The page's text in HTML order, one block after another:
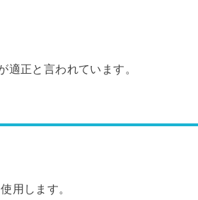
正と言われています。
用します。